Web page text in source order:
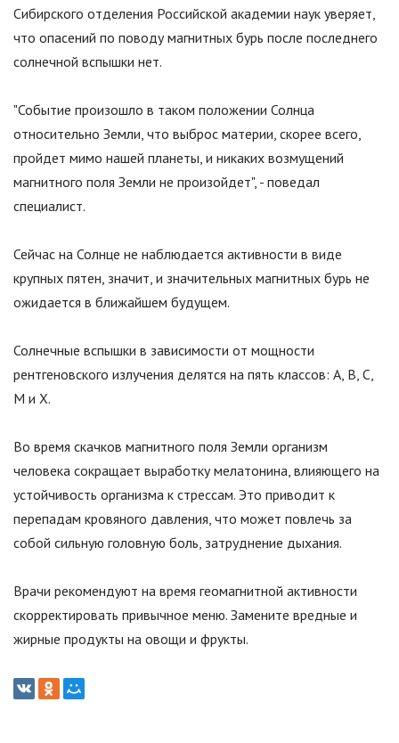
Сибирского отделения Российской академии наук уверяет,
что опасений по поводу магнитных бурь после последнего
солнечной вспышки нет.
"Событие произошло в таком положении Солнца
относительно Земли, что выброс материи, скорее всего,
пройдет мимо нашей планеты, и никаких возмущений
магнитного поля Земли не произойдет", - поведал
специалист.
Сейчас на Солнце не наблюдается активности в виде
крупных пятен, значит, и значительных магнитных бурь не
ожидается в ближайшем будущем.
Солнечные вспышки в зависимости от мощности
рентгеновского излучения делятся на пять классов: A, B, C,
M и X.
Во время скачков магнитного поля Земли организм
человека сокращает выработку мелатонина, влияющего на
устойчивость организма к стрессам. Это приводит к
перепадам кровяного давления, что может повлечь за
собой сильную головную боль, затруднение дыхания.
Врачи рекомендуют на время геомагнитной активности
скорректировать привычное меню. Замените вредные и
жирные продукты на овощи и фрукты.